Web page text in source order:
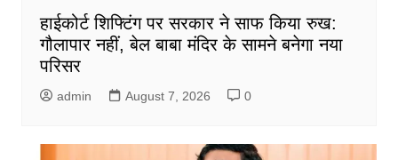
हाईकोर्ट शिफ्टिंग पर सरकार ने साफ किया रुख:
गौलापार नहीं, बेल बाबा मंदिर के सामने बनेगा नया
परिसर
admin August 7, 2026 0